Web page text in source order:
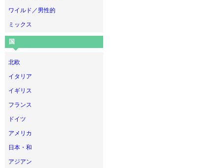
ワイルド／男性的
ミックス
国
北欧
イタリア
イギリス
フランス
ドイツ
アメリカ
日本・和
アジアン